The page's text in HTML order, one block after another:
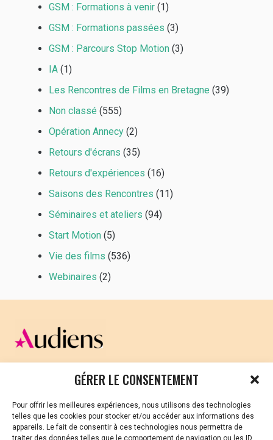
GÉRER LE CONSENTEMENT
Pour offrir les meilleures expériences, nous utilisons des technologies
telles que les cookies pour stocker et/ou accéder aux informations des
appareils. Le fait de consentir à ces technologies nous permettra de
traiter des données telles que le comportement de navigation ou les ID
GSM : Formations à venir (1)
GSM : Formations passées (3)
GSM : Parcours Stop Motion (3)
IA (1)
Les Rencontres de Films en Bretagne (39)
Non classé (555)
Opération Annecy (2)
Retours d'écrans (35)
Retours d'expériences (16)
Saisons des Rencontres (11)
Séminaires et ateliers (94)
Start Motion (5)
Vie des films (536)
Webinaires (2)
CELLULE D’ÉCOUTE ET DE SOUTIEN PSYCHOLOGIQUE ET
Vous avez été témoin ou vous êtes victime de VSS ? Ou
vous êtes référent·es harcèlement en besoin de soutien
ou d’informations ?